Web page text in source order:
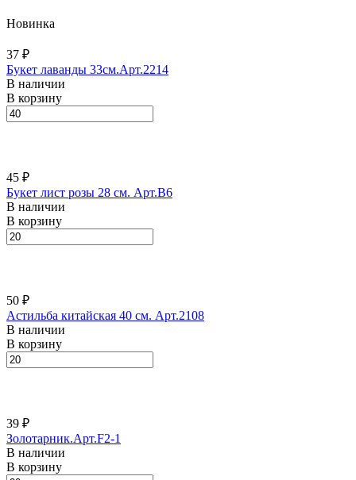
Новинка
37 ₽
Букет лаванды 33см.Арт.2214
В наличии
В корзину
45 ₽
Букет лист розы 28 см. Арт.B6
В наличии
В корзину
50 ₽
Астильба китайская 40 см. Арт.2108
В наличии
В корзину
39 ₽
Золотарник.Арт.F2-1
В наличии
В корзину